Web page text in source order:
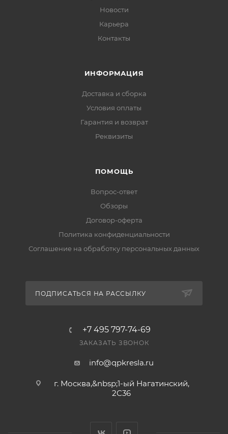
Новости
Карьера
Контакты
ИНФОРМАЦИЯ
Доставка и сборка
Условия оплаты
Гарантия и возврат
Реквизиты
ПОМОЩЬ
Вопрос-ответ
Обзоры
Договор-оферта
Политика конфиденциальности
Соглашение на обработку персональных данных
ПОДПИСАТЬСЯ НА РАССЫЛКУ
+7 495 797-74-69
ЗАКАЗАТЬ ЗВОНОК
info@qpkresla.ru
г. Москва,&nbsp;1-ый Нагатинский,
2C36